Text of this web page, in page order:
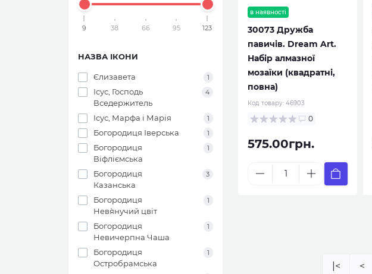
9 38 66 95 123
НАЗВА ІКОНИ
Єлизавета 1
Ісус, Господь
Вседержитель
4
Ісус, Марфа і Марія 1
Богородиця Іверська 1
Богородиця
Віфліємська
1
Богородиця
Казанська
3
Богородиця
Нев`янучий цвіт
1
Богородиця
Невичерпна Чаша
1
Богородиця
Остробрамська
1
в наявності
30073 Дружба
павичів. Dream Art.
Набір алмазної
мозаїки (квадратні,
повна)
Код товару: 46903
0
575.00грн.
|< <